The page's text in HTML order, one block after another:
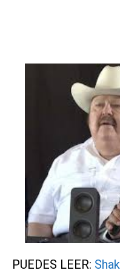
PUEDES LEER: